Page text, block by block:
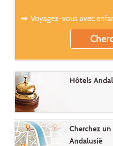
Voyagez-vous avec
Hôtels
Cherchez
Andalusië